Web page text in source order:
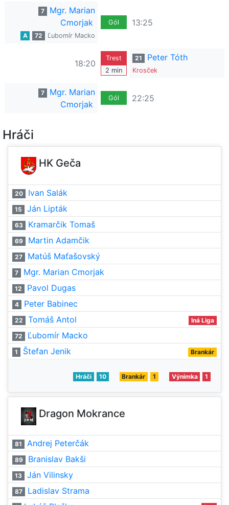
7
Mgr. Marian
Cmorjak
A 72 Ľubomír Macko
Gól 13:25
18:20
Trest
2 min
21 Peter Tóth
Krosček
7
Mgr. Marian
Cmorjak
Gól 22:25
Hráči
HK Geča
20 Ivan Salák
15 Ján Lipták
63 Kramarčik Tomaš
69 Martin Adamčik
27 Matúš Maťašovský
7 Mgr. Marian Cmorjak
12 Pavol Dugas
4 Peter Babinec
22 Tomáš Antol Iná Liga
72 Ľubomír Macko
1 Štefan Jenik Brankár
Hráči 10 Brankár 1 Výnimka 1
Dragon Mokrance
81 Andrej Peterčák
89 Branislav Bakši
13 Ján Vilinsky
87 Ladislav Strama